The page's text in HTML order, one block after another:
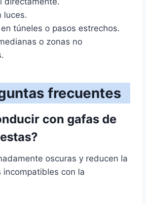
luces.
túneles o pasos estrechos.
o zonas no
frecuentes
con gafas de
oscuras y reducen la
incompatibles con la